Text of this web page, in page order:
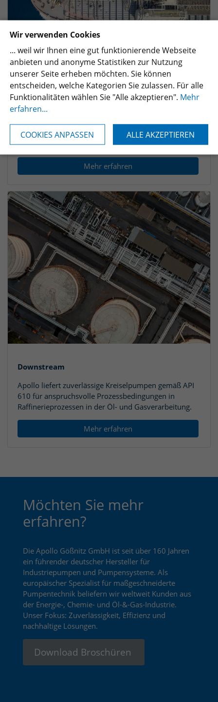
Midstream
Apollo bietet leistungsstarke Prozesspumpen nach API
610 für den sicheren Transport und die Lagerung im
Midstream, geeignet für Pipelines und Tanklager.
Mehr erfahren
Downstream
Apollo liefert zuverlässige Kreiselpumpen gemäß API
610 für anspruchsvolle Prozessbedingungen in
Raffinerieprozessen in der Öl- und Gasverarbeitung.
Mehr erfahren
Möchten Sie mehr
erfahren?
Die Apollo Gößnitz GmbH ist seit über 160 Jahren
ein führender deutscher Hersteller für
Industriepumpen und Pumpensysteme. Als
europäischer Spezialist für maßgeschneiderte
Pumpentechnik beliefern wir weltweit Kunden aus
der Energie-, Chemie- und Öl-&-Gas-Industrie.
Unser Fokus: Zuverlässigkeit, Effizienz und
nachhaltige Lösungen.
Download Broschüren
Wir verwenden Cookies
... weil wir Ihnen eine gut funktionierende Webseite
anbieten und anonyme Statistiken zur Nutzung
unserer Seite erheben möchten. Sie können
entscheiden, welche Kategorien Sie zulassen. Für alle
Funktionalitäten wählen Sie "Alle akzeptieren". Mehr
erfahren...
COOKIES ANPASSEN ALLE AKZEPTIEREN